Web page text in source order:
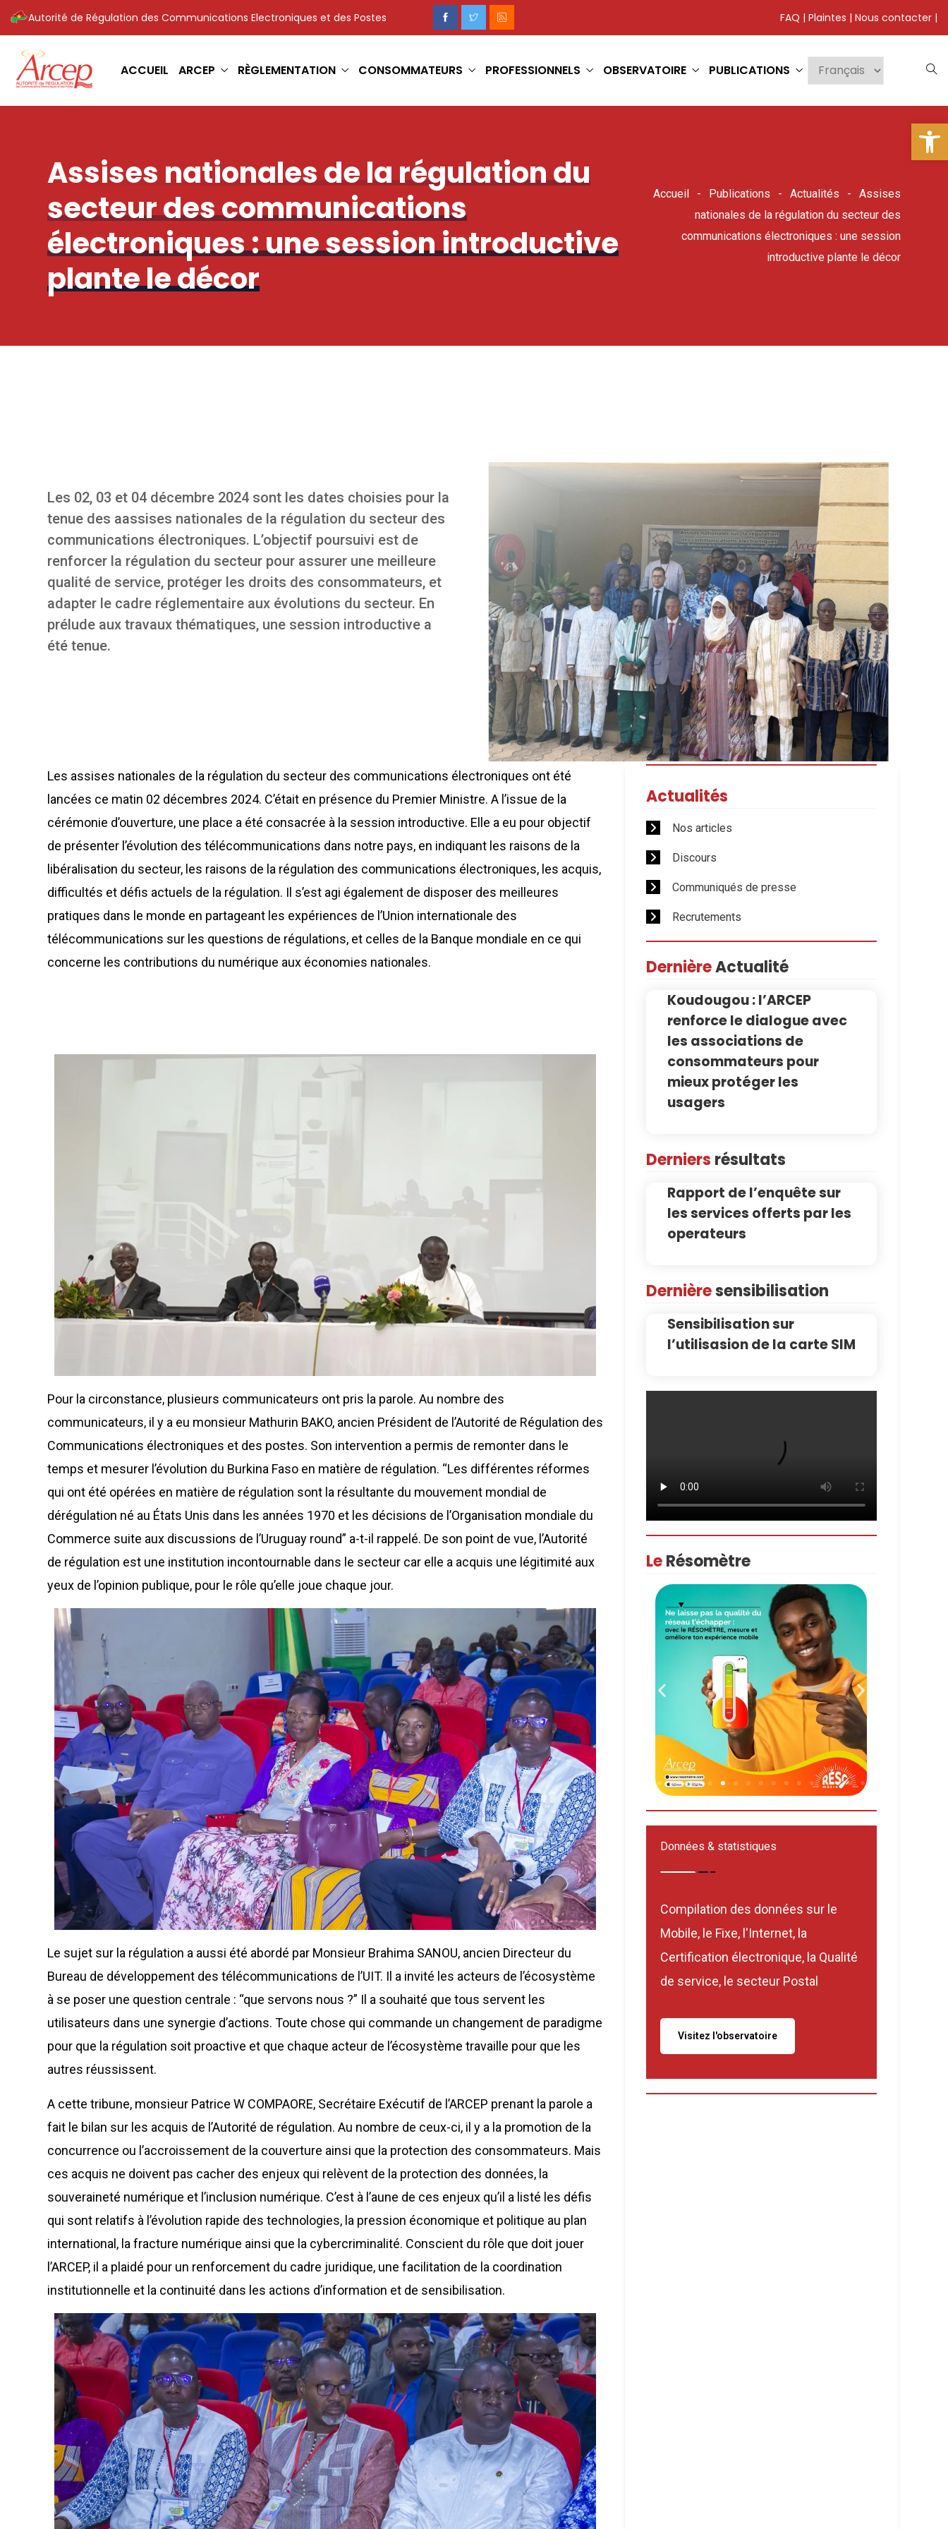
Autorité de Régulation des Communications Electroniques et des Postes FAQ | Plaintes | Nous contacter |
ACCUEIL ARCEP RÈGLEMENTATION CONSOMMATEURS PROFESSIONNELS OBSERVATOIRE PUBLICATIONS
Assises nationales de la régulation du
secteur des communications
électroniques : une session introductive
plante le décor
Accueil Publications Actualités
Assises
nationales de la régulation du secteur des
communications électroniques : une session
introductive plante le décor
Les 02, 03 et 04 décembre 2024 sont les dates choisies pour la
tenue des aassises nationales de la régulation du secteur des
communications électroniques. L’objectif poursuivi est de
renforcer la régulation du secteur pour assurer une meilleure
qualité de service, protéger les droits des consommateurs, et
adapter le cadre réglementaire aux évolutions du secteur. En
prélude aux travaux thématiques, une session introductive a
été tenue.
Les assises nationales de la régulation du secteur des communications électroniques ont été
lancées ce matin 02 décembres 2024. C’était en présence du Premier Ministre. A l’issue de la
cérémonie d’ouverture, une place a été consacrée à la session introductive. Elle a eu pour objectif
de présenter l’évolution des télécommunications dans notre pays, en indiquant les raisons de la
libéralisation du secteur, les raisons de la régulation des communications électroniques, les acquis,
difficultés et défis actuels de la régulation. Il s’est agi également de disposer des meilleures
pratiques dans le monde en partageant les expériences de l’Union internationale des
télécommunications sur les questions de régulations, et celles de la Banque mondiale en ce qui
concerne les contributions du numérique aux économies nationales.
Pour la circonstance, plusieurs communicateurs ont pris la parole. Au nombre des
communicateurs, il y a eu monsieur Mathurin BAKO, ancien Président de l’Autorité de Régulation des
Communications électroniques et des postes. Son intervention a permis de remonter dans le
temps et mesurer l’évolution du Burkina Faso en matière de régulation. “Les différentes réformes
qui ont été opérées en matière de régulation sont la résultante du mouvement mondial de
dérégulation né au États Unis dans les années 1970 et les décisions de l’Organisation mondiale du
Commerce suite aux discussions de l’Uruguay round” a-t-il rappelé. De son point de vue, l’Autorité
de régulation est une institution incontournable dans le secteur car elle a acquis une légitimité aux
yeux de l’opinion publique, pour le rôle qu’elle joue chaque jour.
Le sujet sur la régulation a aussi été abordé par Monsieur Brahima SANOU, ancien Directeur du
Bureau de développement des télécommunications de l’UIT. Il a invité les acteurs de l’écosystème
à se poser une question centrale : “que servons nous ?” Il a souhaité que tous servent les
utilisateurs dans une synergie d’actions. Toute chose qui commande un changement de paradigme
pour que la régulation soit proactive et que chaque acteur de l’écosystème travaille pour que les
autres réussissent.
A cette tribune, monsieur Patrice W COMPAORE, Secrétaire Exécutif de l’ARCEP prenant la parole a
fait le bilan sur les acquis de l’Autorité de régulation. Au nombre de ceux-ci, il y a la promotion de la
concurrence ou l’accroissement de la couverture ainsi que la protection des consommateurs. Mais
ces acquis ne doivent pas cacher des enjeux qui relèvent de la protection des données, la
souveraineté numérique et l’inclusion numérique. C’est à l’aune de ces enjeux qu’il a listé les défis
qui sont relatifs à l’évolution rapide des technologies, la pression économique et politique au plan
international, la fracture numérique ainsi que la cybercriminalité. Conscient du rôle que doit jouer
l’ARCEP, il a plaidé pour un renforcement du cadre juridique, une facilitation de la coordination
institutionnelle et la continuité dans les actions d’information et de sensibilisation.
Actualités
Nos articles
Discours
Communiqués de presse
Recrutements
DernièreActualité
Koudougou : l’ARCEP
renforce le dialogue avec
les associations de
consommateurs pour
mieux protéger les
usagers
Derniers résultats
Rapport de l’enquête sur
les services offerts par les
operateurs
Dernièresensibilisation
Sensibilisation sur
l’utilisasion de la carte SIM
LeRésomètre
Données & statistiques
Compilation des données sur le
Mobile, le Fixe, l'Internet, la
Certification électronique, la Qualité
de service, le secteur Postal
Visitez l'observatoire